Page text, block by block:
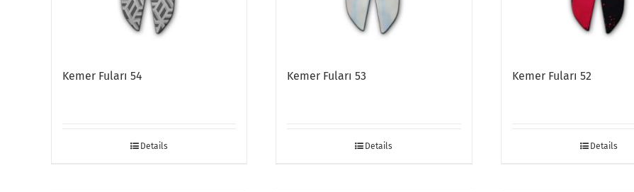
Kemer Fuları 54
Details
Kemer Fuları 53
Details
Kemer Fuları 52
Details